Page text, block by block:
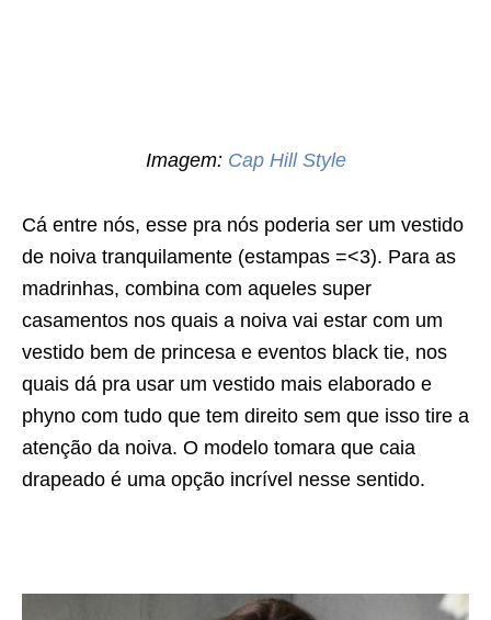
Imagem: Cap Hill Style
Cá entre nós, esse pra nós poderia ser um vestido
de noiva tranquilamente (estampas =<3). Para as
madrinhas, combina com aqueles super
casamentos nos quais a noiva vai estar com um
vestido bem de princesa e eventos black tie, nos
quais dá pra usar um vestido mais elaborado e
phyno com tudo que tem direito sem que isso tire a
atenção da noiva. O modelo tomara que caia
drapeado é uma opção incrível nesse sentido.